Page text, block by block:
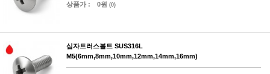
상품가 : 0원 (0)
십자트러스볼트 SUS316L
M5(6mm,8mm,10mm,12mm,14mm,16mm)